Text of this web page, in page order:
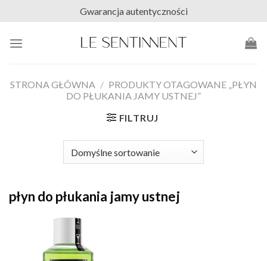
content
Gwarancja autentyczności
STRONA GŁÓWNA / PRODUKTY OTAGOWANE „PŁYN
DO PŁUKANIA JAMY USTNEJ”
FILTRUJ
płyn do płukania jamy ustnej